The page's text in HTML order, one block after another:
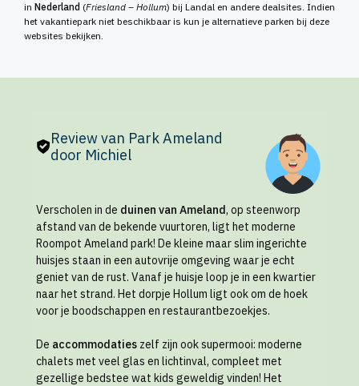
in Nederland (Friesland – Hollum) bij Landal en andere dealsites. Indien
het vakantiepark niet beschikbaar is kun je alternatieve parken bij deze
websites bekijken.
Review van Park Ameland
door Michiel
Verscholen in de duinen van Ameland, op steenworp
afstand van de bekende vuurtoren, ligt het moderne
Roompot Ameland park! De kleine maar slim ingerichte
huisjes staan in een autovrije omgeving waar je echt
geniet van de rust. Vanaf je huisje loop je in een kwartier
naar het strand. Het dorpje Hollum ligt ook om de hoek
voor je boodschappen en restaurantbezoekjes.
De accommodaties zelf zijn ook supermooi: moderne
chalets met veel glas en lichtinval, compleet met
gezellige bedstee wat kids geweldig vinden! Het